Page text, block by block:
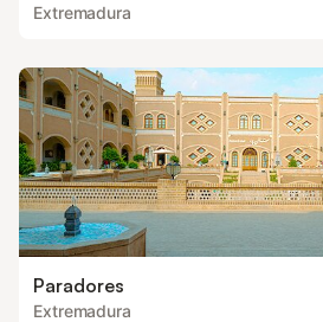
Extremadura
Paradores
Extremadura